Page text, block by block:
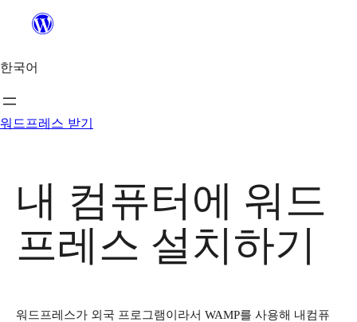
츠
바
로
한국어
워드프레스 받기
내 컴퓨터에 워드
프레스 설치하기
워드프레스가 외국 프로그램이라서 WAMP를 사용해 내컴퓨